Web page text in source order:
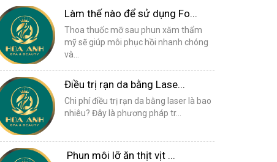
Làm thế nào để sử dụng Fo...
Thoa thuốc mỡ sau phun xăm thẩm
mỹ sẽ giúp môi phục hồi nhanh chóng
và...
Điều trị rạn da bằng Lase...
Chi phí điều trị rạn da bằng laser là bao
nhiêu? Đây là phương pháp tr...
Phun môi lỡ ăn thịt vịt ...